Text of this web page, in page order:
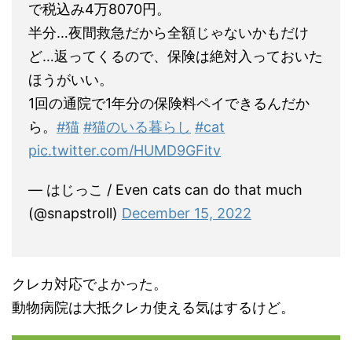
で税込み4万8070円。
半分…夜間救急だから全額じゃないかもだけ
ど…返ってくるので、保険は絶対入っておいた
ほうがいい。
1回の通院で1年分の保険料ペイできるんだか
ら。 #猫 #猫のいる暮らし #cat
pic.twitter.com/HUMD9GFitv
— はじっこ / Even cats can do that much
(@snapstroll) December 15, 2022
クレカ対応でよかった。
動物病院は大抵クレカ使える気はするけど。